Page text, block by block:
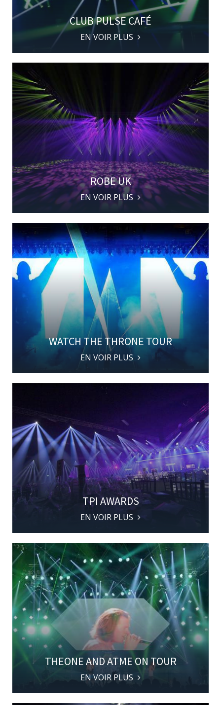
CLUB PULSE CAFÉ
EN VOIR PLUS
ROBE UK
EN VOIR PLUS
WATCH THE THRONE TOUR
EN VOIR PLUS
TPI AWARDS
EN VOIR PLUS
THEONE AND ATME ON TOUR
EN VOIR PLUS